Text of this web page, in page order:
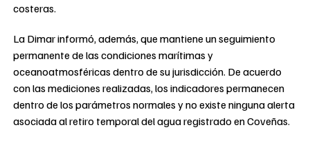
costeras.
La Dimar informó, además, que mantiene un seguimiento
permanente de las condiciones marítimas y
oceanoatmosféricas dentro de su jurisdicción. De acuerdo
con las mediciones realizadas, los indicadores permanecen
dentro de los parámetros normales y no existe ninguna alerta
asociada al retiro temporal del agua registrado en Coveñas.